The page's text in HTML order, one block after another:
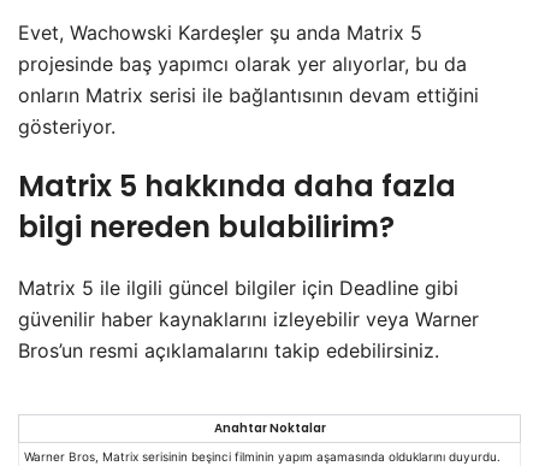
Evet, Wachowski Kardeşler şu anda Matrix 5
projesinde baş yapımcı olarak yer alıyorlar, bu da
onların Matrix serisi ile bağlantısının devam ettiğini
gösteriyor.
Matrix 5 hakkında daha fazla
bilgi nereden bulabilirim?
Matrix 5 ile ilgili güncel bilgiler için Deadline gibi
güvenilir haber kaynaklarını izleyebilir veya Warner
Bros’un resmi açıklamalarını takip edebilirsiniz.
Anahtar Noktalar
Warner Bros, Matrix serisinin beşinci filminin yapım aşamasında olduklarını duyurdu.